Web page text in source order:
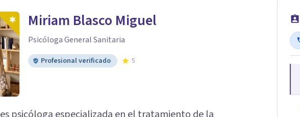
Miriam Blasco Miguel
Psicóloga General Sanitaria
Profesional verificado 5